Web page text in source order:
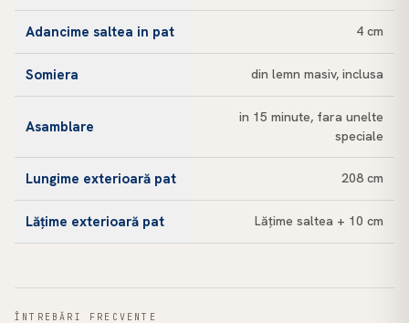
Adancime saltea in pat 4 cm
Somiera din lemn masiv, inclusa
Asamblare
in 15 minute, fara unelte
speciale
Lungime exterioară pat 208 cm
Lățime exterioară pat Lățime saltea + 10 cm
ÎNTREBĂRI FRECVENTE